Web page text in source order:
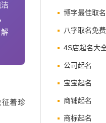
着珍
指南
博字最佳取
度
八字取名免
4S店起名大
一个响亮的名
公司起名
宝宝起名
商铺起名
商标起名